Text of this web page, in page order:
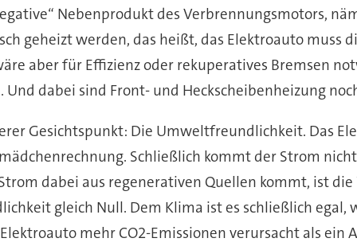
Nebenprodukt des Verbrennungsmotors,
geheizt werden, das heißt, das Elektroauto muss
aber für Effizienz oder rekuperatives Bremsen
dabei sind Front- und Heckscheibenheizung
Gesichtspunkt: Die Umweltfreundlichkeit. Das
Schließlich kommt der Strom
dabei aus regenerativen Quellen kommt, ist
gleich Null. Dem Klima ist es schließlich egal,
mehr CO2-Emissionen verursacht als